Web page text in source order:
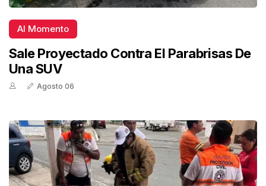
Al Momento
Sale Proyectado Contra El Parabrisas De
Una SUV
Agosto 06